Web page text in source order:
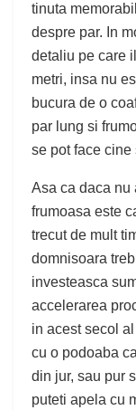
tinuta
despre par. In
detaliu pe care
metri, insa nu
bucura de o
par lung si
se pot face cine
Asa ca daca nu
frumoasa este
trecut de mult
domnisoara
investeasca
accelerarea
in acest secol
cu o podoaba
din jur, sau pur
puteti apela cu